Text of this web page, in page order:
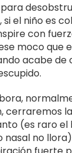
el niño es
con
moco que
acabe de
cerraremos
(es raro el
nasal no